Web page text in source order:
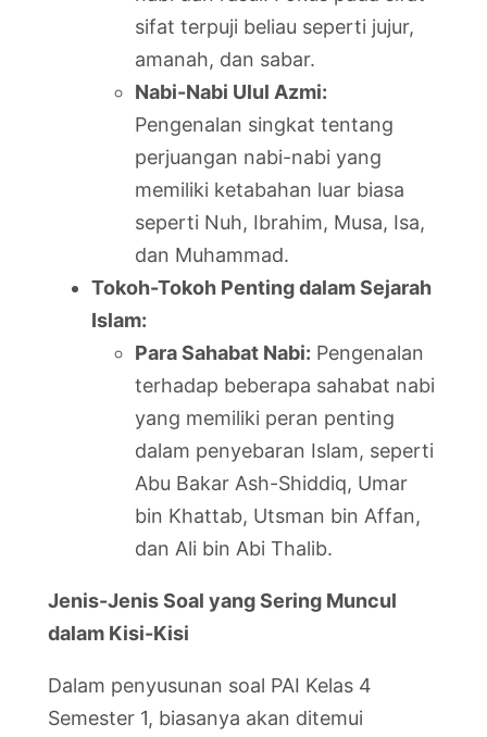
sifat terpuji beliau seperti jujur,
amanah, dan sabar.
Nabi-Nabi Ulul Azmi:
Pengenalan singkat tentang
perjuangan nabi-nabi yang
memiliki ketabahan luar biasa
seperti Nuh, Ibrahim, Musa, Isa,
dan Muhammad.
Tokoh-Tokoh Penting dalam Sejarah
Islam:
Para Sahabat Nabi: Pengenalan
terhadap beberapa sahabat nabi
yang memiliki peran penting
dalam penyebaran Islam, seperti
Abu Bakar Ash-Shiddiq, Umar
bin Khattab, Utsman bin Affan,
dan Ali bin Abi Thalib.
Jenis-Jenis Soal yang Sering Muncul
dalam Kisi-Kisi
Dalam penyusunan soal PAI Kelas 4
Semester 1, biasanya akan ditemui